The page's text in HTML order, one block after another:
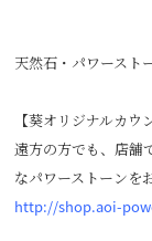
天然石・パワースト
【葵オリジナルカウ
遠方の方でも、店舗
なパワーストーンを
http://shop.aoi-